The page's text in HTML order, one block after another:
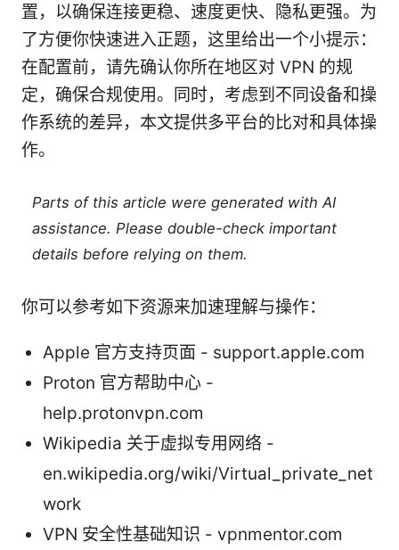
置，以确保连接更稳、速度更快、隐私更强。为
了方便你快速进入正题，这里给出一个小提示：
在配置前，请先确认你所在地区对 VPN 的规
定，确保合规使用。同时，考虑到不同设备和操
作系统的差异，本文提供多平台的比对和具体操
作。
Parts of this article were generated with AI
assistance. Please double-check important
details before relying on them.
你可以参考如下资源来加速理解与操作：
Apple 官方支持页面 - support.apple.com
Proton 官方帮助中心 -
help.protonvpn.com
Wikipedia 关于虚拟专用网络 -
en.wikipedia.org/wiki/Virtual_private_net
work
VPN 安全性基础知识 - vpnmentor.com